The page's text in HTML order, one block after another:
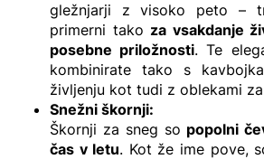
gležnjarji z visoko peto –
primerni tako za vsakdanje
posebne priložnosti. Te
kombinirate tako s
življenju kot tudi z oblekami
Snežni škornji:
Škornji za sneg so popolni
čas v letu. Kot že ime pove,